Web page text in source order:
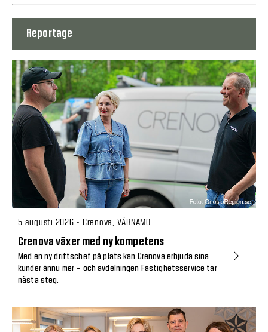
Reportage
5 augusti 2026 - Crenova, VÄRNAMO
Crenova växer med ny kompetens
Med en ny driftschef på plats kan Crenova erbjuda sina
kunder ännu mer – och avdelningen Fastighetsservice tar
nästa steg.